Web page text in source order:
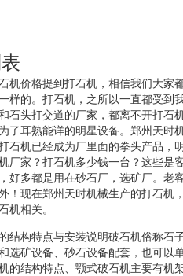
机价格提到打石机，相信我们大家
样的。打石机，之所以一直都受到
石头打交道的厂家，都离不开打石
了耳熟能详的明星设备。郑州天时
石机已经成为厂里面的拳头产品，
厂家？打石机多少钱一台？这些是
好多都是用在砂石厂，选矿厂。老
！现在郑州天时机械生产的打石机
机相关。
结构特点与安装说明破石机俗称石
选矿设备、砂石设备配套，也可以
的结构特点、颚式破石机主要有机